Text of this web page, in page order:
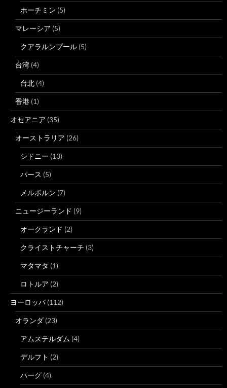
ホーチミン (5)
マレーシア (5)
クアラルンプール (5)
台湾 (4)
台北 (4)
香港 (1)
オセアニア (35)
オーストラリア (26)
シドニー (13)
パース (5)
メルボルン (7)
ニュージーランド (9)
オークランド (2)
クライストチャーチ (3)
マタマタ (1)
ロトルア (2)
ヨーロッパ (112)
オランダ (23)
アムステルダム (4)
デルフト (2)
ハーグ (4)